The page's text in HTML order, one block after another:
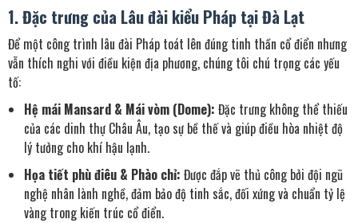
1. Đặc trưng của Lâu đài kiểu Pháp tại Đà Lạt
Để một công trình lâu đài Pháp toát lên đúng tinh thần cổ điển nhưng
vẫn thích nghi với điều kiện địa phương, chúng tôi chú trọng các yếu
tố:
Hệ mái Mansard & Mái vòm (Dome): Đặc trưng không thể thiếu
của các dinh thự Châu Âu, tạo sự bề thế và giúp điều hòa nhiệt độ
lý tưởng cho khí hậu lạnh.
Họa tiết phù điêu & Phào chỉ: Được đắp vẽ thủ công bởi đội ngũ
nghệ nhân lành nghề, đảm bảo độ tinh sắc, đối xứng và chuẩn tỷ lệ
vàng trong kiến trúc cổ điển.